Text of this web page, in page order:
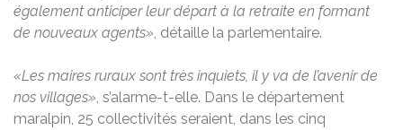
également anticiper leur départ à la retraite en formant
de nouveaux agents», détaille la parlementaire.
«Les maires ruraux sont très inquiets, il y va de l’avenir de
nos villages», s’alarme-t-elle. Dans le département
maralpin, 25 collectivités seraient, dans les cinq